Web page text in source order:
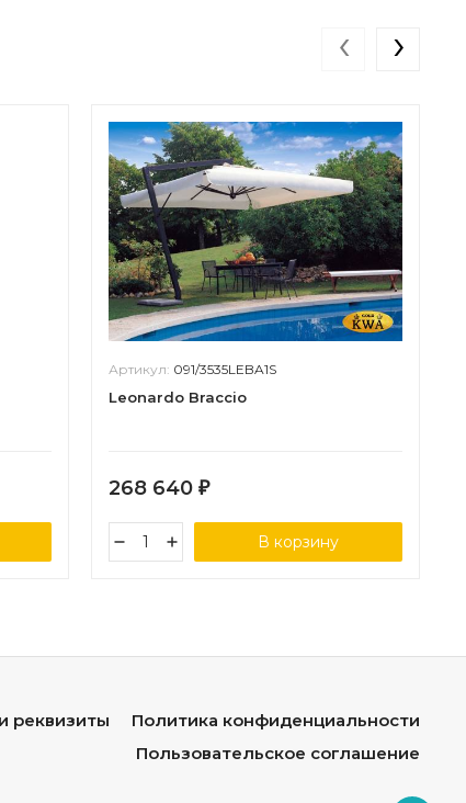
Артикул: 091/3535LEBA1S
Leonardo Braccio
268 640 ₽
В корзину
‹ ›
реквизиты
Политика конфиденциальности
Пользовательское соглашение